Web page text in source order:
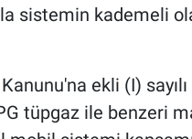
sistemin kademeli
ekli (I)
tüpgaz ile benzeri